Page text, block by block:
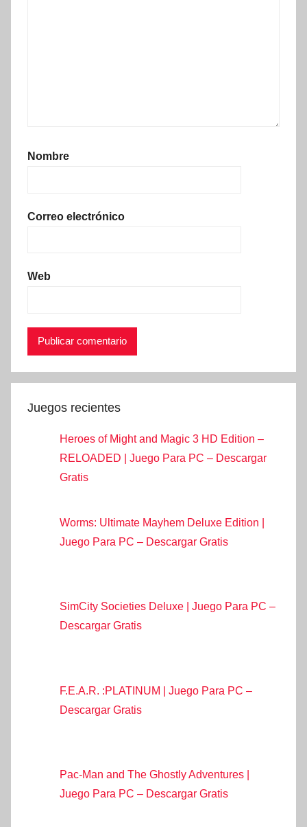
Nombre
Correo electrónico
Web
Juegos recientes
Heroes of Might and Magic 3 HD Edition –
RELOADED | Juego Para PC – Descargar
Gratis
Worms: Ultimate Mayhem Deluxe Edition |
Juego Para PC – Descargar Gratis
SimCity Societies Deluxe | Juego Para PC –
Descargar Gratis
F.E.A.R. :PLATINUM | Juego Para PC –
Descargar Gratis
Pac-Man and The Ghostly Adventures |
Juego Para PC – Descargar Gratis